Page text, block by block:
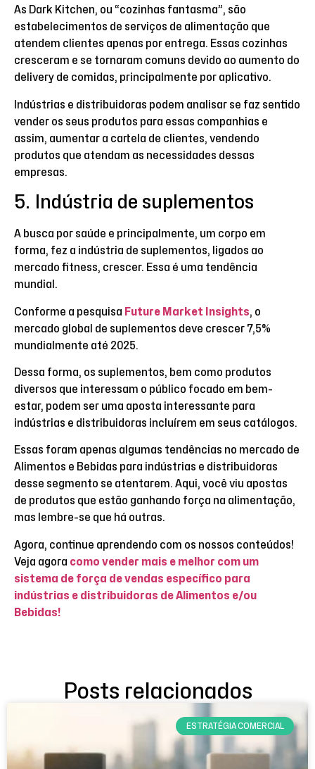
As Dark Kitchen, ou “cozinhas fantasma”, são
estabelecimentos de serviços de alimentação que
atendem clientes apenas por entrega. Essas cozinhas
cresceram e se tornaram comuns devido ao aumento do
delivery de comidas, principalmente por aplicativo.
Indústrias e distribuidoras podem analisar se faz sentido
vender os seus produtos para essas companhias e
assim, aumentar a cartela de clientes, vendendo
produtos que atendam as necessidades dessas
empresas.
5. Indústria de suplementos
A busca por saúde e principalmente, um corpo em
forma, fez a indústria de suplementos, ligados ao
mercado fitness, crescer. Essa é uma tendência
mundial.
Conforme a pesquisa Future Market Insights, o
mercado global de suplementos deve crescer 7,5%
mundialmente até 2025.
Dessa forma, os suplementos, bem como produtos
diversos que interessam o público focado em bem-
estar, podem ser uma aposta interessante para
indústrias e distribuidoras incluírem em seus catálogos.
Essas foram apenas algumas tendências no mercado de
Alimentos e Bebidas para indústrias e distribuidoras
desse segmento se atentarem. Aqui, você viu apostas
de produtos que estão ganhando força na alimentação,
mas lembre-se que há outras.
Agora, continue aprendendo com os nossos conteúdos!
Veja agora como vender mais e melhor com um
sistema de força de vendas específico para
indústrias e distribuidoras de Alimentos e/ou
Bebidas!
Posts relacionados
ESTRATÉGIA COMERCIAL